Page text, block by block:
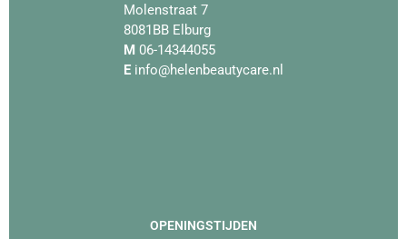
Molenstraat 7
8081BB Elburg
M 06-14344055
E info@helenbeautycare.nl
OPENINGSTIJDEN